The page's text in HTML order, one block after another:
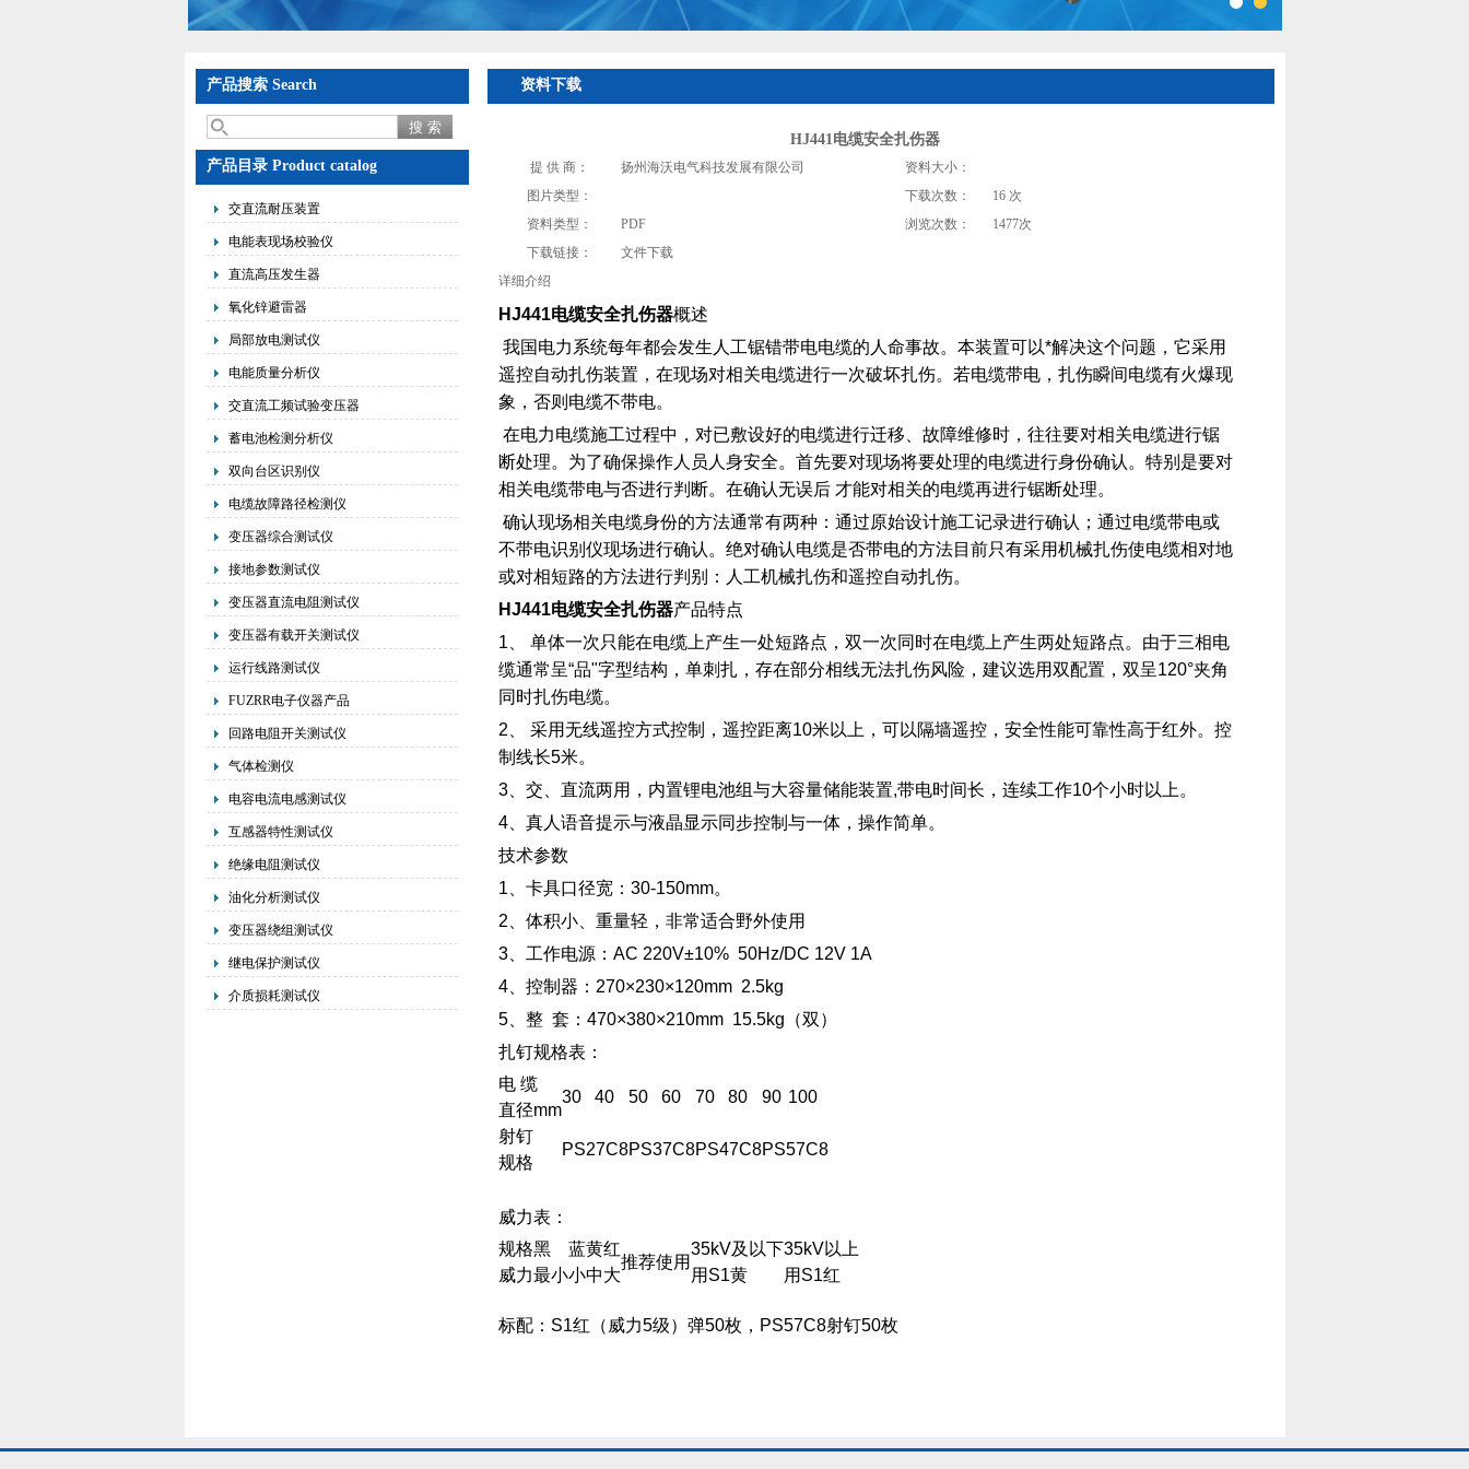
产品搜索 Search
产品目录 Product catalog
交直流耐压装置
电能表现场校验仪
直流高压发生器
氧化锌避雷器
局部放电测试仪
电能质量分析仪
交直流工频试验变压器
蓄电池检测分析仪
双向台区识别仪
电缆故障路径检测仪
变压器综合测试仪
接地参数测试仪
变压器直流电阻测试仪
变压器有载开关测试仪
运行线路测试仪
FUZRR电子仪器产品
回路电阻开关测试仪
气体检测仪
电容电流电感测试仪
互感器特性测试仪
绝缘电阻测试仪
油化分析测试仪
变压器绕组测试仪
继电保护测试仪
介质损耗测试仪
资料下载
HJ441电缆安全扎伤器
提 供 商： 扬州海沃电气科技发展有限公司
资料大小：
图片类型：
下载次数：
16 次
资料类型：
PDF 浏览次数：
1477次
下载链接：
文件下载
详细介绍
HJ441电缆安全扎伤器概述
我国电力系统每年都会发生人工锯错带电电缆的人命事故。本装置可以*解决这个问题，它采用
遥控自动扎伤装置，在现场对相关电缆进行一次破坏扎伤。若电缆带电，扎伤瞬间电缆有火爆现
象，否则电缆不带电。
在电力电缆施工过程中，对已敷设好的电缆进行迁移、故障维修时，往往要对相关电缆进行锯
断处理。为了确保操作人员人身安全。首先要对现场将要处理的电缆进行身份确认。特别是要对
相关电缆带电与否进行判断。在确认无误后 才能对相关的电缆再进行锯断处理。
确认现场相关电缆身份的方法通常有两种：通过原始设计施工记录进行确认；通过电缆带电或
不带电识别仪现场进行确认。绝对确认电缆是否带电的方法目前只有采用机械扎伤使电缆相对地
或对相短路的方法进行判别：人工机械扎伤和遥控自动扎伤。
HJ441电缆安全扎伤器产品特点
1、 单体一次只能在电缆上产生一处短路点，双一次同时在电缆上产生两处短路点。由于三相电
缆通常呈“品"字型结构，单刺扎，存在部分相线无法扎伤风险，建议选用双配置，双呈120°夹角
同时扎伤电缆。
2、 采用无线遥控方式控制，遥控距离10米以上，可以隔墙遥控，安全性能可靠性高于红外。控
制线长5米。
3、交、直流两用，内置锂电池组与大容量储能装置,带电时间长，连续工作10个小时以上。
4、真人语音提示与液晶显示同步控制与一体，操作简单。
技术参数
1、卡具口径宽：30-150mm。
2、体积小、重量轻，非常适合野外使用
3、工作电源：AC 220V±10% 50Hz/DC 12V 1A
4、控制器：270×230×120mm 2.5kg
5、整 套：470×380×210mm 15.5kg（双）
扎钉规格表：
电 缆
直径mm
30 40 50 60 70 80 90 100
射钉
规格
PS27C8PS37C8PS47C8PS57C8
威力表：
规格黑 蓝黄红
推荐使用
35kV及以下35kV以上
威力最小小中大 用S1黄 用S1红
标配：S1红（威力5级）弹50枚，PS57C8射钉50枚